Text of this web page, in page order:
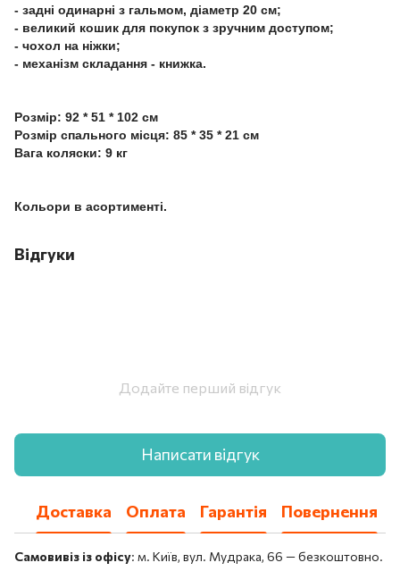
- задні одинарні з гальмом, діаметр 20 см;
- великий кошик для покупок з зручним доступом;
- чохол на ніжки;
- механізм складання - книжка.
Розмір: 92 * 51 * 102 см
Розмір спального місця: 85 * 35 * 21 см
Вага коляски: 9 кг
Кольори в асортименті.
Відгуки
Додайте перший відгук
Написати відгук
Доставка Оплата Гарантія Повернення
Самовивіз із офісу: м. Київ, вул. Мудрака, 66 — безкоштовно.